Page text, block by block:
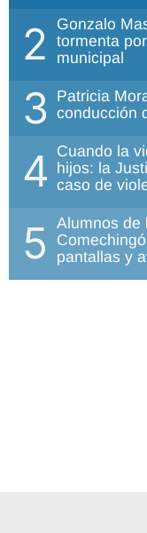
2
Gonzalo
tormenta
municipal
3 Patricia
conducción
4 Cuando la
hijos: la
caso de
5
Alumnos de
pantallas y